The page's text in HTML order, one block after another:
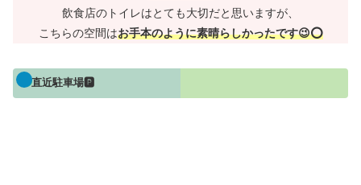
飲食店のトイレはとても大切だと思いますが、
こちらの空間はお手本のように素晴らしかったです😉⭕
直近駐車場🅿